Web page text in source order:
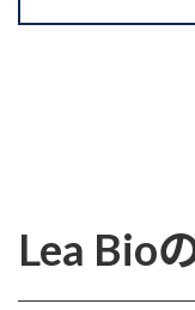
Lea Bio